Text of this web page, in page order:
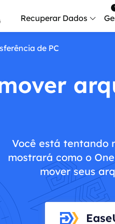
Recuperar Dados
Mais
de PC
Você está tentando
mostrará como o
mover seus